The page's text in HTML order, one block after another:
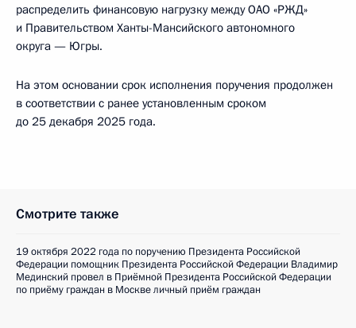
распределить финансовую нагрузку между ОАО «РЖД»
и Правительством Ханты-Мансийского автономного
округа — Югры.
На этом основании срок исполнения поручения продолжен
в соответствии с ранее установленным сроком
до 25 декабря 2025 года.
Смотрите также
19 октября 2022 года по поручению Президента Российской
Федерации помощник Президента Российской Федерации Владимир
Мединский провел в Приёмной Президента Российской Федерации
по приёму граждан в Москве личный приём граждан